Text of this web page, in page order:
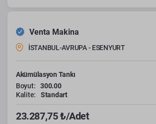
Venta Makina
İSTANBUL-AVRUPA - ESENYURT
Akümülasyon Tankı
Boyut:
300.00
Kalite:
Standart
23.287,75 ₺/Adet